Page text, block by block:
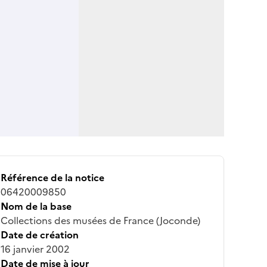
Référence de la notice
06420009850
Nom de la base
Collections des musées de France (Joconde)
Date de création
16 janvier 2002
Date de mise à jour